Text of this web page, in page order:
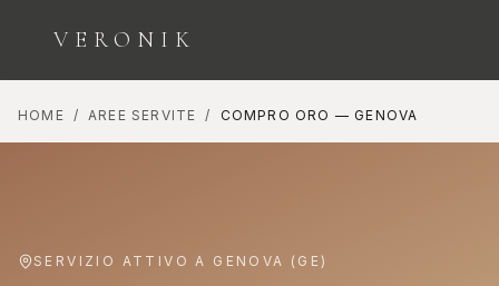
VERONIK
ESPLORA LE CATEGORIE
HOME / AREE SERVITE / COMPRO ORO — GENOVA
SERVIZIO ATTIVO A GENOVA ( GE)